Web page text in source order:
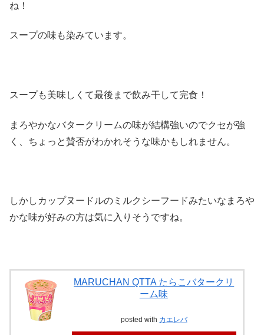
ね！
スープの味も染みています。
スープも美味しくて最後まで飲み干して完食！
まろやかなバタークリームの味が結構強いのでクセが強
く、ちょっと賛否がわかれそうな味かもしれません。
しかしカップヌードルのミルクシーフードみたいなまろや
かな味が好みの方は気に入りそうですね。
MARUCHAN QTTA たらこバタークリ
ーム味
posted with カエレバ